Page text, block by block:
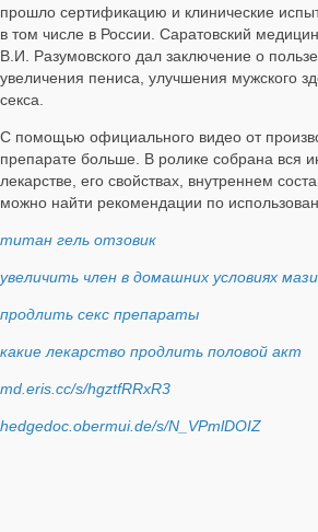
прошло сертификацию и клинические
в том числе в России. Саратовский
В.И. Разумовского дал заключение о
увеличения пениса, улучшения мужского
секса.
С помощью официального видео от
препарате больше. В ролике собрана вся
лекарстве, его свойствах, внутреннем
можно найти рекомендации по
титан гель отзовик
увеличить член в домашних условиях мази
продлить секс препараты
какие лекарство продлить половой акт
md.eris.cc/s/hgztfRRxR3
hedgedoc.obermui.de/s/N_VPmlDOIZ